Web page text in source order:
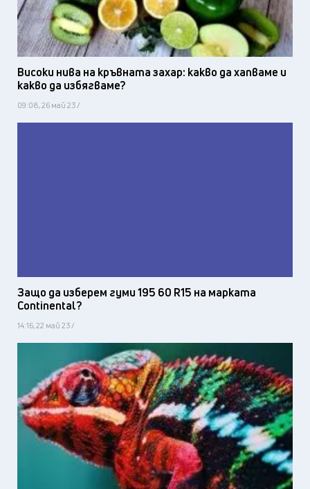
Високи нива на кръвната захар: какво да хапваме и
какво да избягваме?
09:08, 26 май 23 /
Защо да изберем гуми 195 60 R15 на марката
Continental?
14:16, 22 май 23 /